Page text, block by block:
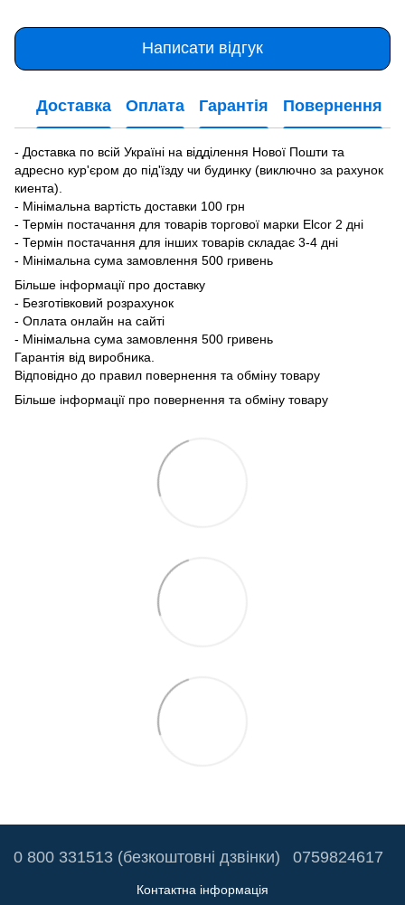
Написати відгук
Доставка Оплата Гарантія Повернення
- Доставка по всій Україні на відділення Нової Пошти та
адресно кур'єром до під'їзду чи будинку (виключно за рахунок
киента).
- Мінімальна вартість доставки 100 грн
- Термін постачання для товарів торгової марки Elcor 2 дні
- Термін постачання для інших товарів складає 3-4 дні
- Мінімальна сума замовлення 500 гривень
Більше інформації про доставку
- Безготівковий розрахунок
- Оплата онлайн на сайті
- Мінімальна сума замовлення 500 гривень
Гарантія від виробника.
Відповідно до правил повернення та обміну товару
Більше інформації про повернення та обміну товару
0 800 331513 (безкоштовні дзвінки) 0759824617
Контактна інформація